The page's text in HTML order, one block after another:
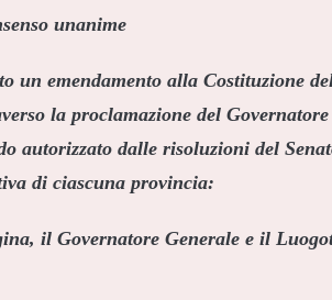
unanime
un emendamento alla Costituzione
la proclamazione del
autorizzato dalle risoluzioni del
di ciascuna provincia:
, il Governatore Generale e il